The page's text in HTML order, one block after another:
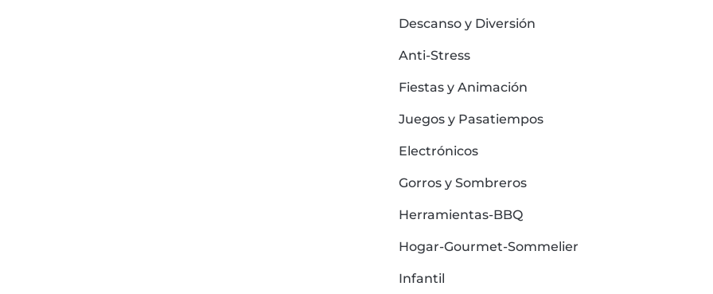
Descanso y Diversión
Anti-Stress
Fiestas y Animación
Juegos y Pasatiempos
Electrónicos
Gorros y Sombreros
Herramientas-BBQ
Hogar-Gourmet-Sommelier
Infantil